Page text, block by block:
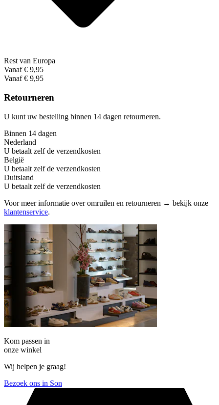
Rest van Europa
Vanaf € 9,95
Vanaf € 9,95
Retourneren
U kunt uw bestelling binnen 14 dagen retourneren.
Binnen 14 dagen
Nederland
U betaalt zelf de verzendkosten
België
U betaalt zelf de verzendkosten
Duitsland
U betaalt zelf de verzendkosten
Voor meer informatie over omruilen en retourneren → bekijk onze
klantenservice.
Kom passen in
onze winkel
Wij helpen je graag!
Bezoek ons in Son